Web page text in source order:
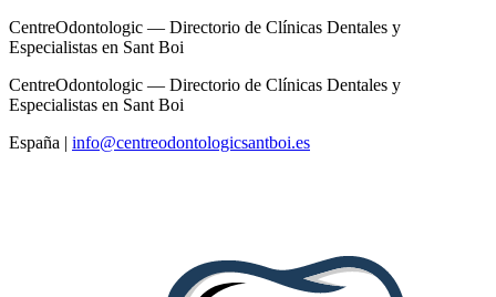
CentreOdontologic — Directorio de Clínicas Dentales y
Especialistas en Sant Boi
CentreOdontologic — Directorio de Clínicas Dentales y
Especialistas en Sant Boi
España | info@centreodontologicsantboi.es